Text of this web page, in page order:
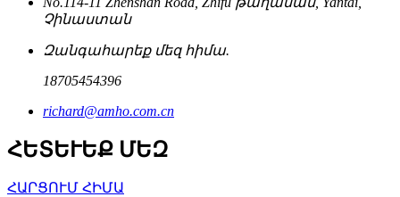
Չինաստան
Զանգահարեք մեզ հիմա.
18705454396
richard@amho.com.cn
ՀԵՏԵՒԵՔ ՄԵԶ
ՀԱՐՑՈՒՄ ՀԻՄԱ